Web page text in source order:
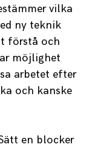
vilka
ny teknik
förstå och
möjlighet
arbetet efter
och kanske
en blocker